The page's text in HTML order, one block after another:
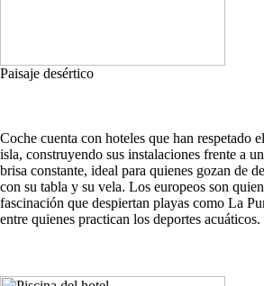
Paisaje desértico
Coche cuenta con hoteles que han respetado
isla, construyendo sus instalaciones frente a
brisa constante, ideal para quienes gozan de
con su tabla y su vela. Los europeos son
fascinación que despiertan playas como La
entre quienes practican los deportes acuáticos.